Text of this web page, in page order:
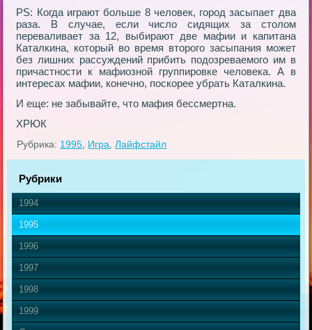
РS: Когда играют больше 8 человек, город засыпает два
раза. В случае, если число сидящих за столом
переваливает за 12, выбирают две мафии и капитана
Каталкина, который во время второго засыпания может
без лишних рассуждений прибить подозреваемого им в
причастности к мафиозной группировке человека. А в
интересах мафии, конечно, поскорее убрать Каталкина.
И еще: не забывайте, что мафия бессмертна.
ХРЮК
Рубрика: 1995, Игра,Лайфстайл
Рубрики
1994
1995
1996
1997
1998
1999